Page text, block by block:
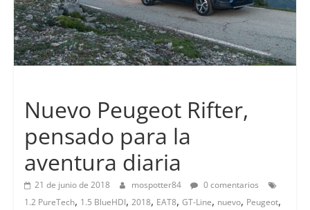
Nuevo Peugeot Rifter,
pensado para la
aventura diaria
21 de junio de 2018 mospotter84
0 comentarios
1.2 PureTech, 1.5 BlueHDI, 2018, EAT8, GT-Line, nuevo, Peugeot,